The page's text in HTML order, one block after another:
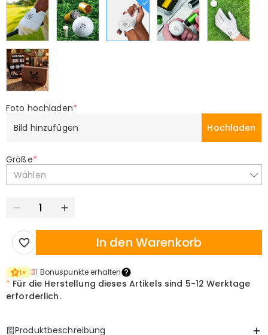
Foto hochladen*
Bild hinzufügen
Hochladen
Größe*
Wählen
In den Warenkorb
1× 31 Bonuspunkte erhalten
* Für die Herstellung dieses Artikels sind 5-12 Werktage
erforderlich.
Produktbeschreibung